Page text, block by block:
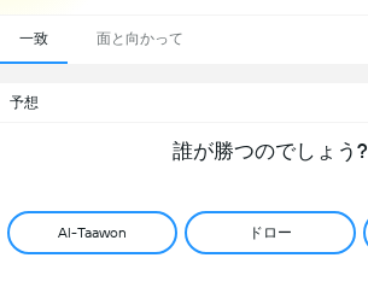
一致 面と向かって
予想
誰が勝つのでしょう?
Al-Taawon ドロー